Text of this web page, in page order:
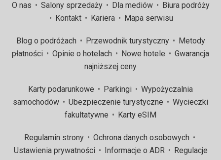
O nas Salony sprzedaży Dla mediów
Biura podróży
Kontakt
Kariera Mapa serwisu
Blog o podróżach Przewodnik turystyczny
Metody
płatności
Opinie o hotelach Nowe hotele
Gwarancja
najniższej ceny
Karty podarunkowe Parkingi
Wypożyczalnia
samochodów
Ubezpieczenie turystyczne
Wycieczki
fakultatywne
Karty eSIM
Regulamin strony
Ochrona danych osobowych
Ustawienia prywatności
Informacje o ADR
Regulacje